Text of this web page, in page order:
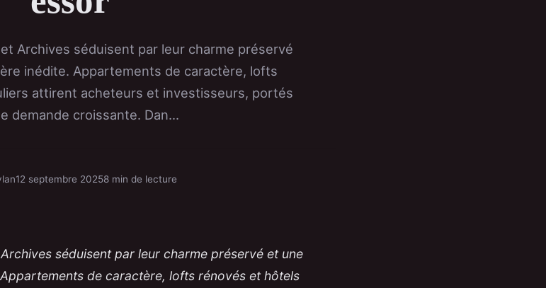
Archives séduisent par leur charme préservé
inédite. Appartements de caractère, lofts
attirent acheteurs et investisseurs, portés
demande croissante. Dan...
12 septembre 20258 min de lecture
séduisent par leur charme préservé et une
de caractère, lofts rénovés et hôtels